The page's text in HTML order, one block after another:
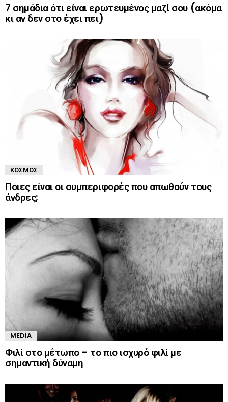
7 σημάδια ότι είναι ερωτευμένος μαζί σου (ακόμα
κι αν δεν στο έχει πει)
ΚΌΣΜΟΣ
Ποιες είναι οι συμπεριφορές που απωθούν τους
άνδρες;
MEDIA
Φιλί στο μέτωπο – το πιο ισχυρό φιλί με
σημαντική δύναμη